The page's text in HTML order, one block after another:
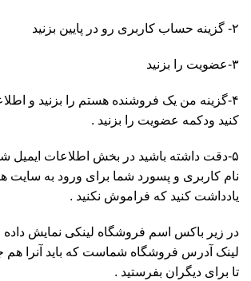
۲- گزینه حساب کاربری رو در پایین بزنید
۳-عضویت را بزنید
۴-گزینه من یک فروشنده هستم را بزنید و
کنید ودکمه عضویت را بزنید .
۵-دقت داشته باشید در بخش اطلاعات ایمیل
نام کاربری و پسورد شما برای ورود به سایت
یادداشت کنید که فراموش نکنید .
در زیر باکس اسم فروشگاه لینکی نمایش داده
لینک آدرس فروشگاه شماست که باید آنرا هم
تا برای دیگران بفرستید .